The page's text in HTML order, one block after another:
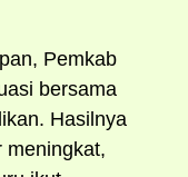
Pemkab
bersama
Hasilnya
meningkat,